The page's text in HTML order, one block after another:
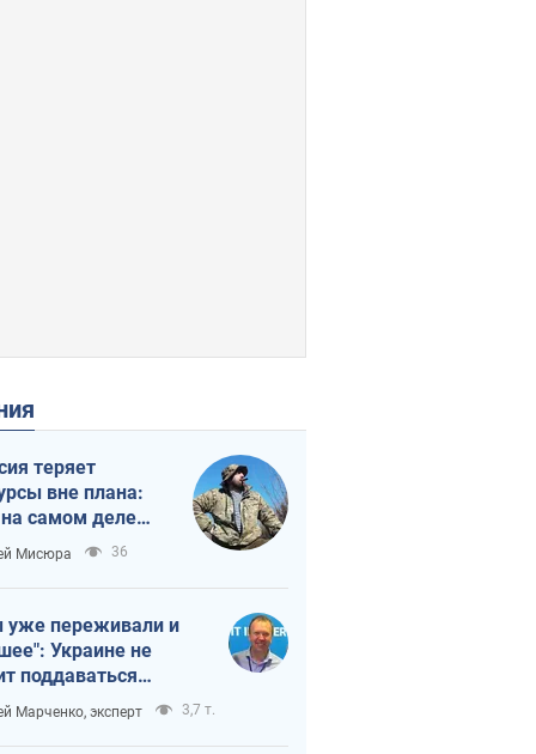
теряет
вне плана:
на самом деле
темп войны
Мисюра 36
переживали и
Украине не
поддаваться
из-за
террора
Марченко, эксперт 3,7 т.